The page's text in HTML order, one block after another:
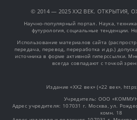
© 2014 — 2025 XX2 ВЕК. ОТКРЫТИЯ,
Научно-популярный портал. Наука,
футурология, социальные тенденции.
Использование материалов сайта
передача, перевод, переработка и др.)
источника в форме активной гиперссылки.
всегда совпадают с точкой
Издание «XX2 век» («22 век»,
Учредитель: OOO
Адрес учредителя: 107031 г. Москва, ул.
комн. 18